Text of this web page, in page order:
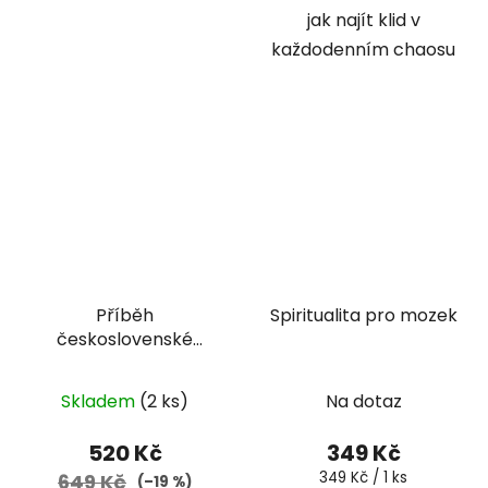
jak najít klid v
každodenním chaosu
Příběh
československé
Skladem (2 ks)
520 Kč
649 Kč (–19 %)
Spiritualita pro mozek
Na dotaz
349 Kč
Měrná
349 Kč / 1 ks